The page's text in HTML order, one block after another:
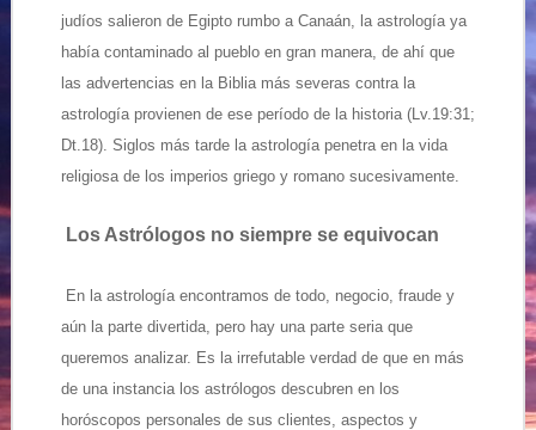
judíos salieron de Egipto rumbo a Canaán, la astrología ya
había contaminado al pueblo en gran manera, de ahí que
las advertencias en la Biblia más severas contra la
astrología provienen de ese período de la historia (Lv.19:31;
Dt.18). Siglos más tarde la astrología penetra en la vida
religiosa de los imperios griego y romano sucesivamente.
Los Astrólogos no siempre se equivocan
En la astrología encontramos de todo, negocio, fraude y
aún la parte divertida, pero hay una parte seria que
queremos analizar. Es la irrefutable verdad de que en más
de una instancia los astrólogos descubren en los
horóscopos personales de sus clientes, aspectos y